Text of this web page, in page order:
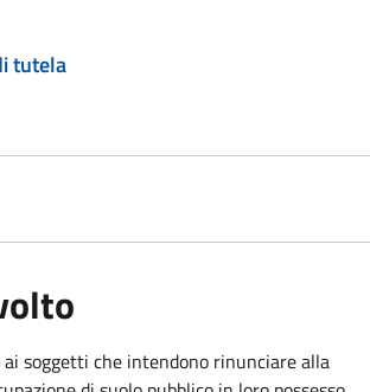
tutela
soggetti che intendono rinunciare alla